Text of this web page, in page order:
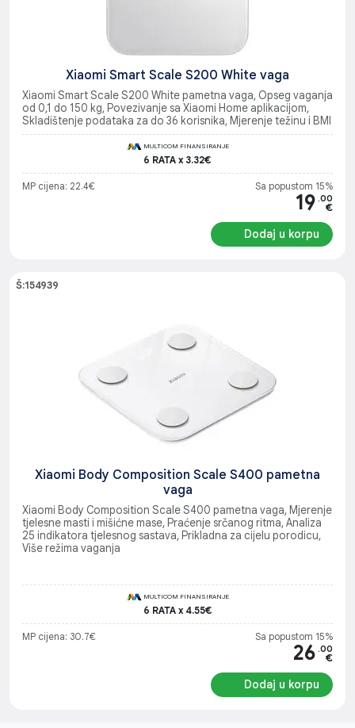
Xiaomi Smart Scale S200 White vaga
Xiaomi Smart Scale S200 White pametna vaga, Opseg vaganja
od 0,1 do 150 kg, Povezivanje sa Xiaomi Home aplikacijom,
Skladištenje podataka za do 36 korisnika, Mjerenje težinu i BMI
MULTICOM FINANSIRANJE
6 RATA x 3.32€
MP cijena: 22.4€ Sa popustom 15%
19 .00
€
Dodaj u korpu
Š:154939
Xiaomi Body Composition Scale S400 pametna
vaga
Xiaomi Body Composition Scale S400 pametna vaga, Mjerenje
tjelesne masti i mišićne mase, Praćenje srčanog ritma, Analiza
25 indikatora tjelesnog sastava, Prikladna za cijelu porodicu,
Više režima vaganja
MULTICOM FINANSIRANJE
6 RATA x 4.55€
MP cijena: 30.7€ Sa popustom 15%
26 .00
€
Dodaj u korpu